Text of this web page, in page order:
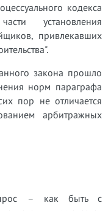
кодекса
установления
привлекавших
закона прошло
норм параграфа
пор не отличается
арбитражных
– как быть с